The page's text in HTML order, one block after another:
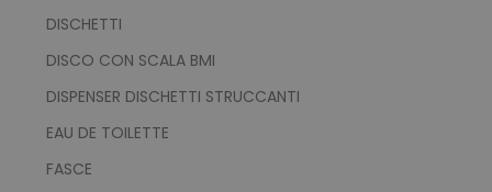
DISCHETTI
DISCO CON SCALA BMI
DISPENSER DISCHETTI STRUCCANTI
EAU DE TOILETTE
FASCE